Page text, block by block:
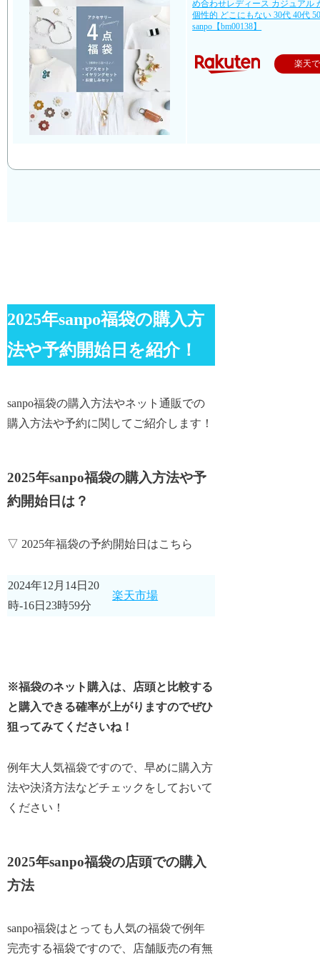
め合わせレディース カジュアル
個性的 どこにもない 30代 40代
sanpo【bm00138】
楽天
2025年sanpo福袋の購入方
法や予約開始日を紹介！
sanpo福袋の購入方法やネット通販での
購入方法や予約に関してご紹介します！
2025年sanpo福袋の購入方法や予
約開始日は？
▽ 2025年福袋の予約開始日はこちら
2024年12月14日20
時-16日23時59分
楽天市場
※福袋のネット購入は、店頭と比較する
と購入できる確率が上がりますのでぜひ
狙ってみてくださいね！
例年大人気福袋ですので、早めに購入方
法や決済方法などチェックをしておいて
ください！
2025年sanpo福袋の店頭での購入
方法
sanpo福袋はとっても人気の福袋で例年
完売する福袋ですので、店舗販売の有無